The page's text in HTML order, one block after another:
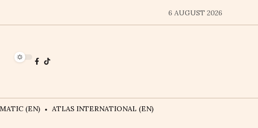
6 AUGUST 2026
(EN)
ATLAS INTERNATIONAL (EN)